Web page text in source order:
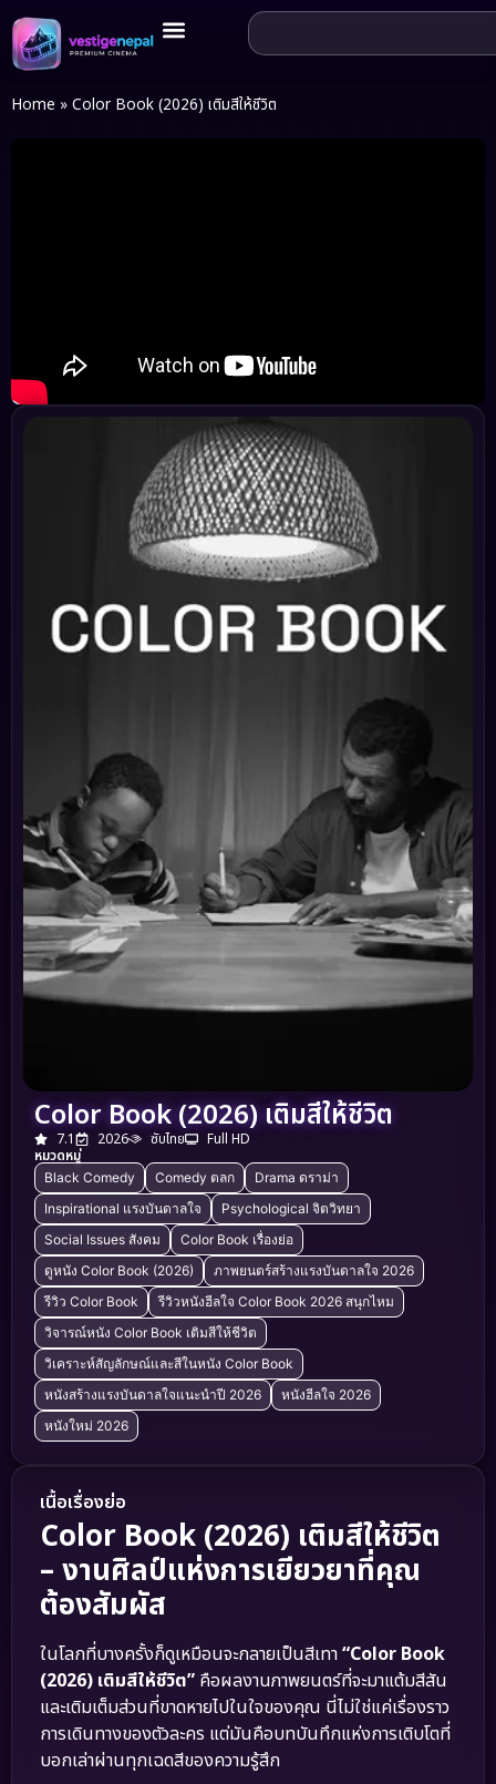
Home » Color Book (2026) เติมสีให้ชีวิต
Color Book (2026) เติมสีให้ชีวิต
7.1 2026 ซับไทย
Full HD
หมวดหมู่
Black Comedy Comedy ตลก
Drama ดราม่า
Inspirational แรงบันดาลใจ
Psychological จิตวิทยา
Social Issues สังคม
Color Book เรื่องย่อ
ดูหนัง Color Book (2026)
ภาพยนตร์สร้างแรงบันดาลใจ 2026
รีวิว Color Book
รีวิวหนังฮีลใจ Color Book 2026 สนุกไหม
วิจารณ์หนัง Color Book เติมสีให้ชีวิต
วิเคราะห์สัญลักษณ์และสีในหนัง Color Book
หนังสร้างแรงบันดาลใจแนะนำปี 2026
หนังฮีลใจ 2026
หนังใหม่ 2026
เนื้อเรื่องย่อ
Color Book (2026) เติมสีให้ชีวิต
– งานศิลป์แห่งการเยียวยาที่คุณ
ต้องสัมผัส
ในโลกที่บางครั้งก็ดูเหมือนจะกลายเป็นสีเทา“Color Book
(2026) เติมสีให้ชีวิต” คือผลงานภาพยนตร์ที่จะมาแต้มสีสัน
และเติมเต็มส่วนที่ขาดหายไปในใจของคุณ นี่ไม่ใช่แค่เรื่องราว
การเดินทางของตัวละคร แต่มันคือบทบันทึกแห่งการเติบโตที่
บอกเล่าผ่านทุกเฉดสีของความรู้สึก